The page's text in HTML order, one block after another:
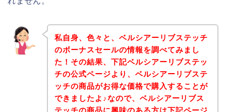
私自身、色々と、ベルシアーリブステッチ
のボーナスセールの情報を調べてみまし
た！その結果、下記ベルシアーリブステッ
チの公式ページより、ベルシアーリブステ
ッチの商品がお得な価格で購入することが
できましたよ♪なので、ベルシアーリブス
テッチの商品に興味のある方は下記ページ